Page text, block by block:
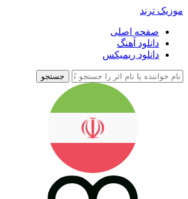
موزیک ترند
صفحه اصلی
دانلود آهنگ
دانلود ریمیکس
جستجو